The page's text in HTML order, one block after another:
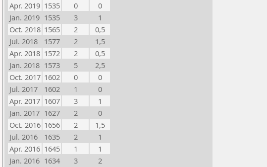
Apr. 2019 1535 0
0
Jan. 2019 1535 3
1
Oct. 2018 1565 2
0,5
Jul. 2018
1577 2
1,5
Apr. 2018 1572 2
0,5
Jan. 2018 1573 5
2,5
Oct. 2017 1602 0
0
Jul. 2017
1602 1
0
Apr. 2017 1607 3
1
Jan. 2017 1627 2
0
Oct. 2016 1656 2
1,5
Jul. 2016
1635 2
1
Apr. 2016 1645 1
1
Jan. 2016 1634 3
2